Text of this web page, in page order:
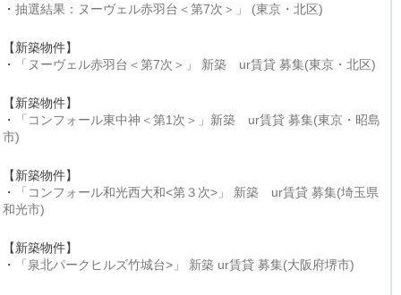
・ 抽選結果：ヌーヴェル赤羽台＜第7次＞」 (東京・北区)
【新築物件】
・
「ヌーヴェル赤羽台＜第7次＞」 新築 ur賃貸 募集(東京・北区)
【新築物件】
・
「コンフォール東中神＜第1次＞」新築 ur賃貸 募集(東京・昭島
市)
【新築物件】
・
「コンフォール和光西大和<第３次>」 新築 ur賃貸 募集(埼玉県
和光市)
【新築物件】
・
「泉北パークヒルズ竹城台>」 新築 ur賃貸 募集(大阪府堺市)